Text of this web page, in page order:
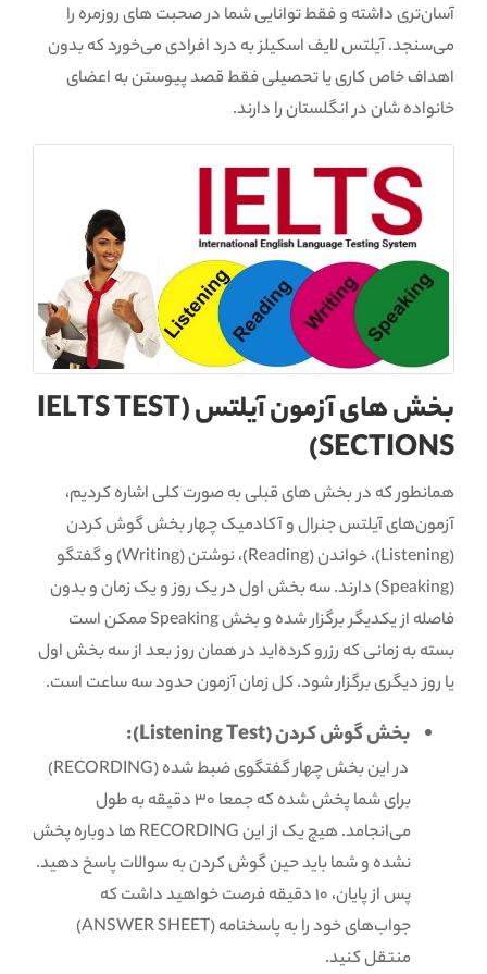
آسان‌تری داشته و فقط توانایی شما در صحبت های روزمره را
می‌سنجد. آیلتس لایف اسکیلز به درد افرادی می‌خورد که بدون
اهداف خاص کاری یا تحصیلی فقط قصد پیوستن به اعضای
خانواده شان در انگلستان را دارند.
بخش های آزمون آیلتس (IELTS TEST
SECTIONS)
همانطور که در بخش های قبلی به صورت کلی اشاره کردیم،
آزمون‌های آیلتس جنرال و آکادمیک چهار بخش گوش کردن
(Listening)، خواندن (Reading)، نوشتن (Writing) و گفتگو
(Speaking) دارند. سه بخش اول در یک روز و یک زمان و بدون
فاصله از یکدیگر برگزار شده و بخش Speaking ممکن است
بسته به زمانی که رزرو کرده‌اید در همان روز بعد از سه بخش اول
یا روز دیگری برگزار شود. کل زمان آزمون حدود سه ساعت است.
بخش گوش کردن (Listening Test):
در این بخش چهار گفتگوی ضبط شده (RECORDING)
برای شما پخش شده که جمعا 30 دقیقه به طول
می‌انجامد. هیچ یک از این RECORDING ها دوباره پخش
نشده و شما باید حین گوش کردن به سوالات پاسخ دهید.
پس از پایان، 10 دقیقه فرصت خواهید داشت که
جواب‌های خود را به پاسخنامه (ANSWER SHEET)
منتقل کنید.